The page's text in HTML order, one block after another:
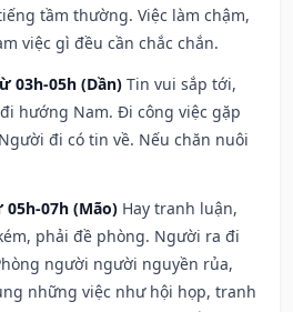
tầm thường. Việc làm chậm,
việc gì đều cần chắc chắn.
03h-05h (Dần) Tin vui sắp tới,
hướng Nam. Đi công việc gặp
đi có tin về. Nếu chăn nuôi
05h-07h (Mão) Hay tranh luận,
phải đề phòng. Người ra đi
người người nguyền rủa,
những việc như hội họp, tranh